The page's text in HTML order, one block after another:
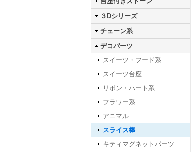
３Dシリーズ
チェーン系
デコパーツ
スイーツ・フード系
スイーツ台座
リボン・ハート系
フラワー系
アニマル
スライス棒
キティマグネットパーツ